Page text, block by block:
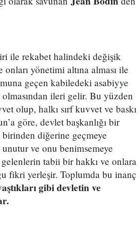
ile rekabet halindeki değişik
yönetimi altına alması ile
geçen kabiledeki asabiyye
ileri gelir. Bu yüzden
olup, halkı sırf kuvvet ve baskı
göre, devlet başkanlığı bir
diğerine geçmeye
unutur ve onu benimsemeye
tabii bir hakkı ve onlara
fikri yerleşir. Toplumda bu inanç
gibi devletin ve